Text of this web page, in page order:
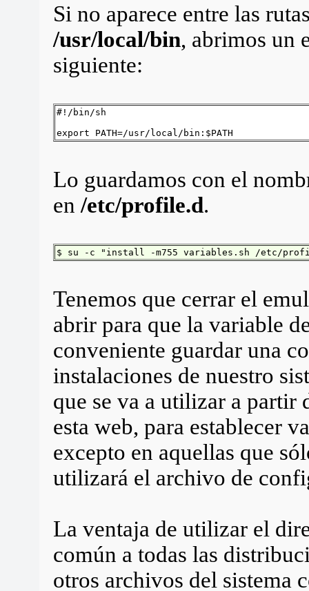
Si no aparece entre las
/usr/local/bin, abrimos un
siguiente:
#!/bin/sh
export PATH=/usr/local/bin:$PATH
Lo guardamos con el
en /etc/profile.d.
$ su -c "install -m755 variables.sh /etc/
Tenemos que cerrar el
abrir para que la variable
conveniente guardar una
instalaciones de nuestro
que se va a utilizar a partir
esta web, para establecer
excepto en aquellas que
utilizará el archivo de
La ventaja de utilizar el
común a todas las
otros archivos del sistema